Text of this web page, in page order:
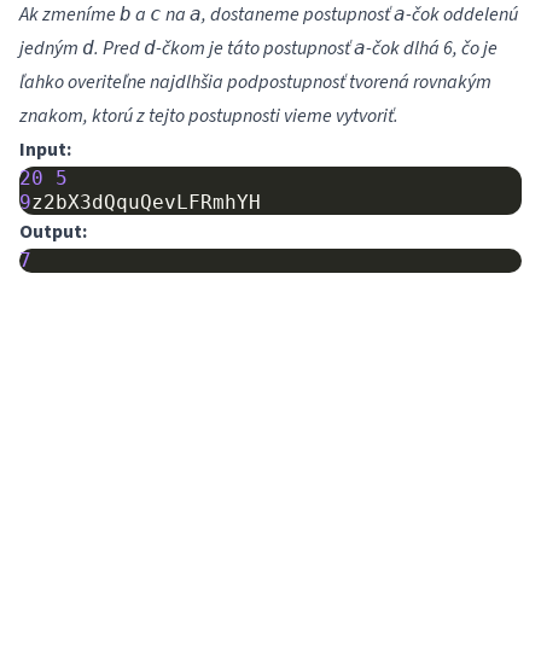
Ak zmenímeb a c na a, dostaneme postupnosťa-čok oddelenú
jedným d. Pred d-čkom je táto postupnosťa-čok dlhá 6, čo je
ľahko overiteľne najdlhšia podpostupnosť tvorená rovnakým
znakom, ktorú z tejto postupnosti vieme vytvoriť.
Input:
20
5
9z2bX3dQquQevLFRmhYH
Output:
7